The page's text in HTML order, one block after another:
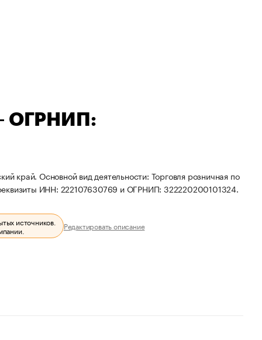
ОГРНИП:
край. Основной вид деятельности: Торговля розничная по
ИНН: 222107630769 и ОГРНИП: 322220200101324.
источников.
Редактировать описание